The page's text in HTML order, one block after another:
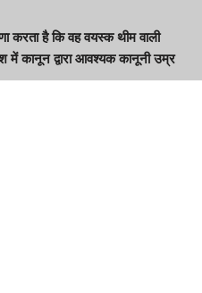
करता है कि वह वयस्क थीम वाली
कानून द्वारा आवश्यक कानूनी उम्र